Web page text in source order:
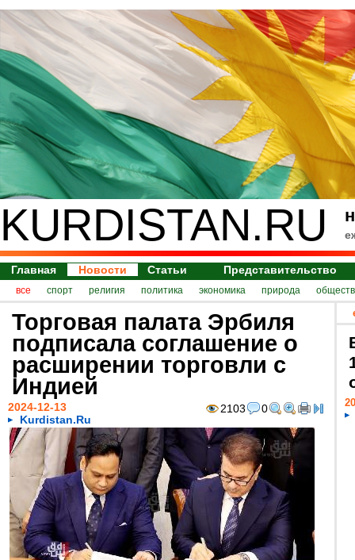
KURDISTAN.RU
Главная Новости Статьи Представительство
все спорт религия политика экономика природа
Торговая палата Эрбиля
подписала соглашение о
расширении торговли с
Индией
2103 0
2024-12-13
Kurdistan.Ru